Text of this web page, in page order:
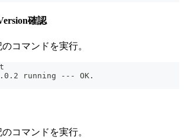
確認
コマンドを実行。
running --- OK.
コマンドを実行。